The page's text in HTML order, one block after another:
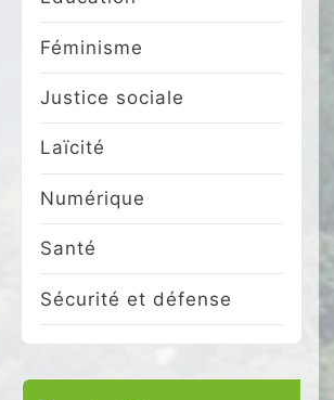
Féminisme
Justice sociale
Laïcité
Numérique
Santé
Sécurité et défense